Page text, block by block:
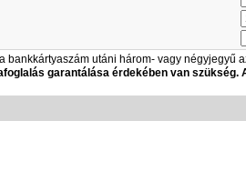
bankkártyaszám utáni három- vagy négyjegyű
garantálása érdekében van